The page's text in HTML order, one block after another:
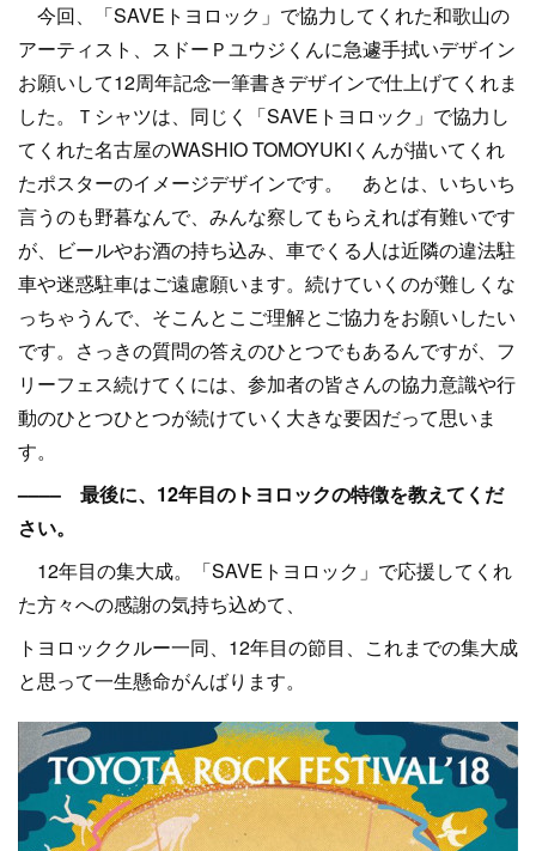
今回、「SAVEトヨロック」で協力してくれた和歌山の
アーティスト、スドーＰユウジくんに急遽手拭いデザイン
お願いして12周年記念一筆書きデザインで仕上げてくれま
した。Ｔシャツは、同じく「SAVEトヨロック」で協力し
てくれた名古屋のWASHIO TOMOYUKIくんが描いてくれ
たポスターのイメージデザインです。 あとは、いちいち
言うのも野暮なんで、みんな察してもらえれば有難いです
が、ビールやお酒の持ち込み、車でくる人は近隣の違法駐
車や迷惑駐車はご遠慮願います。続けていくのが難しくな
っちゃうんで、そこんとこご理解とご協力をお願いしたい
です。さっきの質問の答えのひとつでもあるんですが、フ
リーフェス続けてくには、参加者の皆さんの協力意識や行
動のひとつひとつが続けていく大きな要因だって思いま
す。
–––– 最後に、12年目のトヨロックの特徴を教えてくだ
さい。
12年目の集大成。「SAVEトヨロック」で応援してくれ
た方々への感謝の気持ち込めて、
トヨロッククルー一同、12年目の節目、これまでの集大成
と思って一生懸命がんばります。